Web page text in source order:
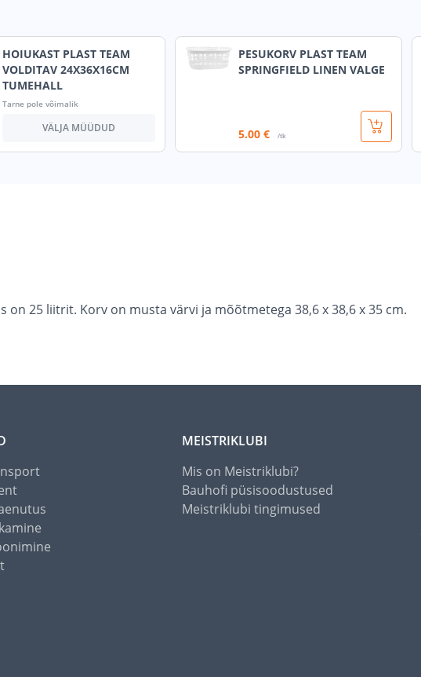
HOIUKAST PLAST TEAM
VOLDITAV 24X36X16CM
TUMEHALL
Tarne pole võimalik
VÄLJA MÜÜDUD
PESUKORV PLAST TEAM
SPRINGFIELD LINEN VALGE
5.00 € /tk
25 liitrit. Korv on musta värvi ja mõõtmetega 38,6 x 38,6 x 35 cm.
MEISTRIKLUBI
Mis on Meistriklubi?
Bauhofi püsisoodustused
Meistriklubi tingimused